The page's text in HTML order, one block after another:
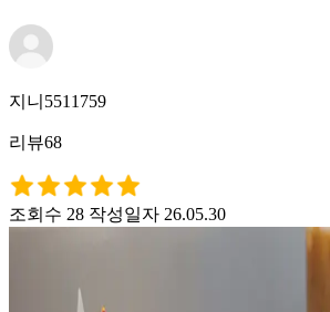
지니5511759
리뷰68
조회수 28 작성일자 26.05.30